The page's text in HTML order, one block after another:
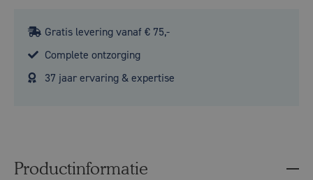
Gratis levering vanaf € 75,-
Complete ontzorging
37 jaar ervaring & expertise
Productinformatie